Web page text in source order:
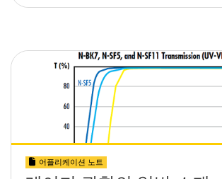
어플리케이션 노트